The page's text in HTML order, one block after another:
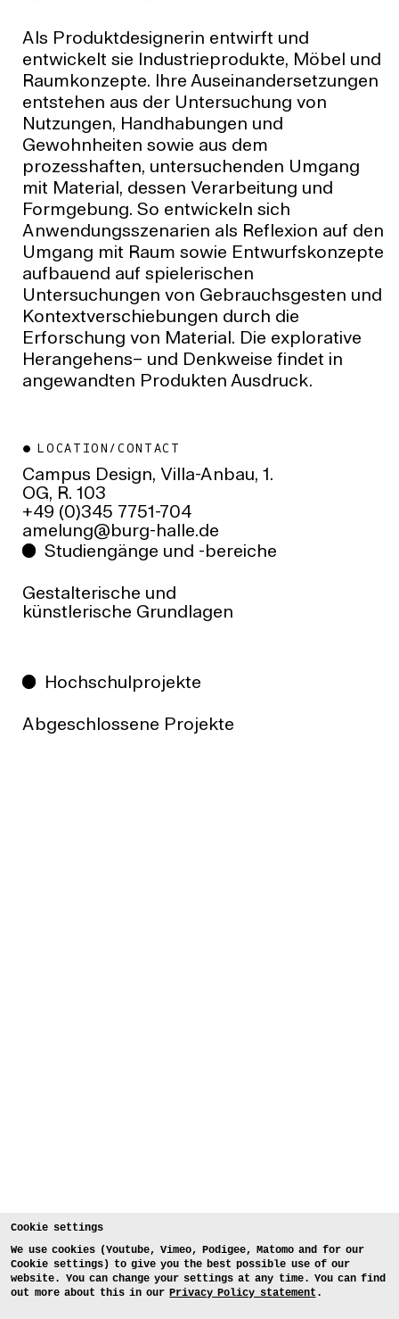
Cookie settings
We use cookies (Youtube, Vimeo, Podigee, Matomo and for our
Cookie settings) to give you the best possible use of our
website. You can change your settings at any time. You can find
out more about this in ourPrivacy Policy statement .
Als Produktdesignerin entwirft und
entwickelt sie Industrieprodukte, Möbel und
Raumkonzepte. Ihre Auseinandersetzungen
entstehen aus der Untersuchung von
Nutzungen, Handhabungen und
Gewohnheiten sowie aus dem
prozesshaften, untersuchenden Umgang
mit Material, dessen Verarbeitung und
Formgebung. So entwickeln sich
Anwendungsszenarien als Reflexion auf den
Umgang mit Raum sowie Entwurfskonzepte
aufbauend auf spielerischen
Untersuchungen von Gebrauchsgesten und
Kontextverschiebungen durch die
Erforschung von Material. Die explorative
Herangehens– und Denkweise findet in
angewandten Produkten Ausdruck.
LOCATION/CONTACT
Campus Design, Villa-Anbau, 1.
OG, R. 103
+49 (0)345 7751-704
ed.ellah-grub@gnulema
Studiengänge und -bereiche
Gestalterische und
künstlerische Grundlagen
Hochschulprojekte
Abgeschlossene Projekte